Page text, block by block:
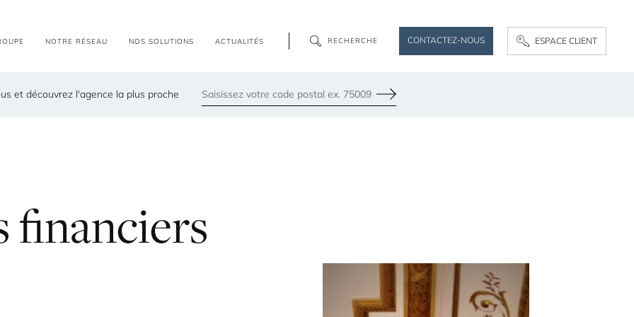
OUPE NOTR E R ÉSEAU NOS SO L UTIO NS ACTUAL ITÉS REC H ERC H E CONTACTEZ-NOUS ESPACE CLIENT
et découvrez l'agence la plus proche Envoyer
79300
financiers